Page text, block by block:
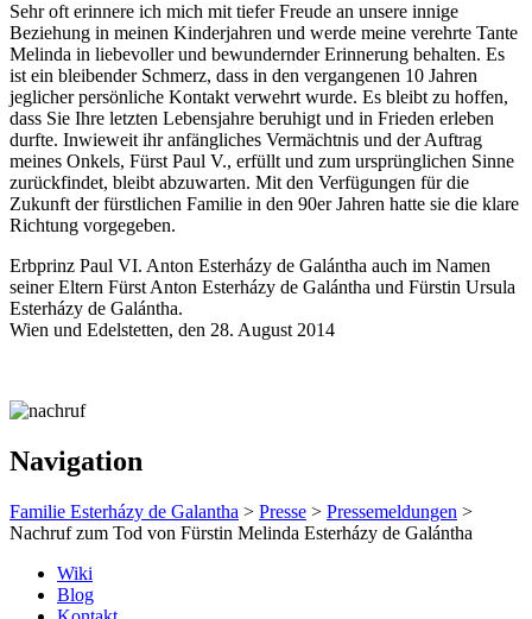
Sehr oft erinnere ich mich mit tiefer Freude an unsere innige
Beziehung in meinen Kinderjahren und werde meine verehrte Tante
Melinda in liebevoller und bewundernder Erinnerung behalten. Es
ist ein bleibender Schmerz, dass in den vergangenen 10 Jahren
jeglicher persönliche Kontakt verwehrt wurde. Es bleibt zu hoffen,
dass Sie Ihre letzten Lebensjahre beruhigt und in Frieden erleben
durfte. Inwieweit ihr anfängliches Vermächtnis und der Auftrag
meines Onkels, Fürst Paul V., erfüllt und zum ursprünglichen Sinne
zurückfindet, bleibt abzuwarten. Mit den Verfügungen für die
Zukunft der fürstlichen Familie in den 90er Jahren hatte sie die klare
Richtung vorgegeben.
Erbprinz Paul VI. Anton Esterházy de Galántha auch im Namen
seiner Eltern Fürst Anton Esterházy de Galántha und Fürstin Ursula
Esterházy de Galántha.
Wien und Edelstetten, den 28. August 2014
Navigation
Familie Esterházy de Galantha > Presse > Pressemeldungen >
Nachruf zum Tod von Fürstin Melinda Esterházy de Galántha
Wiki
Blog